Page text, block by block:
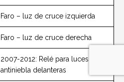
Faro – luz de cruce izquierda
Faro – luz de cruce derecha
2007-2012: Relé para luces
antiniebla delanteras